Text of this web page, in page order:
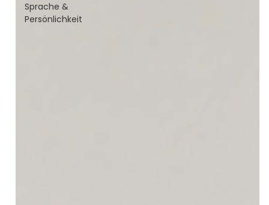
Sprache &
Persönlichkeit